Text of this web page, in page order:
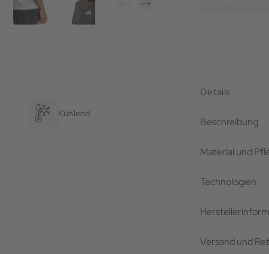
Kühlend
Details
Beschreibung
Material und
Technologien
Versand und